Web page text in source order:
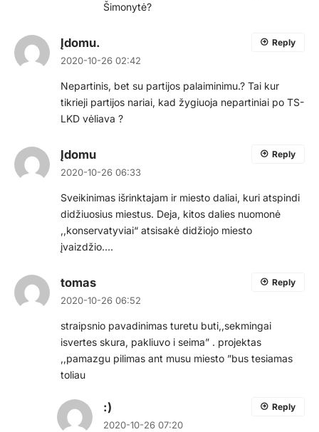
Šimonytė?
Įdomu.
2020-10-26 02:42
Nepartinis, bet su partijos palaiminimu.? Tai kur
tikrieji partijos nariai, kad žygiuoja nepartiniai po TS-
LKD vėliava ?
Reply
Įdomu
2020-10-26 06:33
Sveikinimas išrinktajam ir miesto daliai, kuri atspindi
didžiuosius miestus. Deja, kitos dalies nuomonė
,,konservatyviai“ atsisakė didžiojo miesto
įvaizdžio….
Reply
tomas
2020-10-26 06:52
straipsnio pavadinimas turetu buti,,sekmingai
isvertes skura, pakliuvo i seima” . projektas
,,pamazgu pilimas ant musu miesto ”bus tesiamas
toliau
Reply
:)
2020-10-26 07:20
Reply